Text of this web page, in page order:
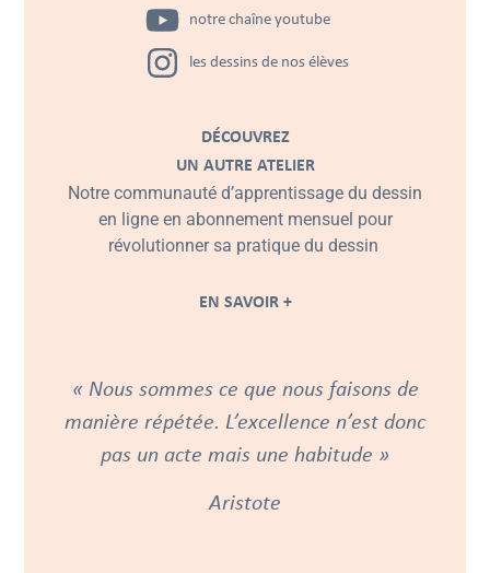
notre chaîne youtube
les dessins de nos élèves
DÉCOUVREZ
UN AUTRE ATELIER
Notre communauté d’apprentissage du dessin
en ligne en abonnement mensuel pour
révolutionner sa pratique du dessin
EN SAVOIR +
« Nous sommes ce que nous faisons de
manière répétée. L’excellence n’est donc
pas un acte mais une habitude »
Aristote